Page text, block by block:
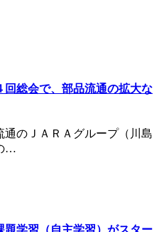
回総会で、部品流通の拡大な
通のＪＡＲＡグループ（川島
…
題学習（自主学習）がスター